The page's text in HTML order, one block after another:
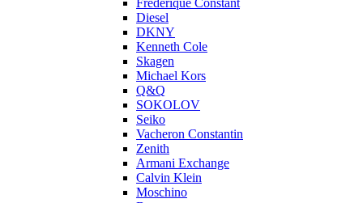
Frederique Constant
Diesel
DKNY
Kenneth Cole
Skagen
Michael Kors
Q&Q
SOKOLOV
Seiko
Vacheron Constantin
Zenith
Armani Exchange
Calvin Klein
Moschino